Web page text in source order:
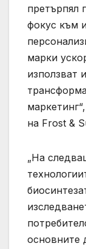
претърпял
фокус към
марки
използват
на Frost &
„На
основните